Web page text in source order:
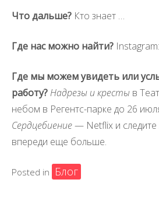
Что дальше? Кто знает …
Где нас можно найти?
Где мы можем увидеть или
работу?Надрезы и кресты в
небом в Регентс-парке до 26
Сердцебиение— Netflix и следите
впереди еще больше.
Posted in Блог